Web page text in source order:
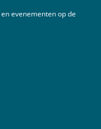
evenementen op de